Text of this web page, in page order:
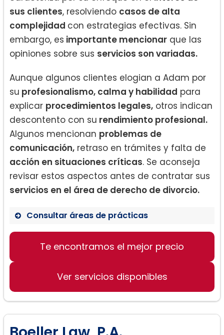
sus clientes, resolviendo casos de alta
complejidad con estrategias efectivas. Sin
embargo, es importante mencionar que las
opiniones sobre sus servicios son variadas.
Aunque algunos clientes elogian a Adam por
su profesionalismo, calma y habilidad para
explicar procedimientos legales, otros indican
descontento con su rendimiento profesional.
Algunos mencionan problemas de
comunicación, retraso en trámites y falta de
acción en situaciones críticas. Se aconseja
revisar estos aspectos antes de contratar sus
servicios en el área de derecho de divorcio.
Consultar áreas de prácticas
Derecho de divorcio
Custodia y manutención de los hijos
Te encontramos el mejor precio
Ver servicios disponibles